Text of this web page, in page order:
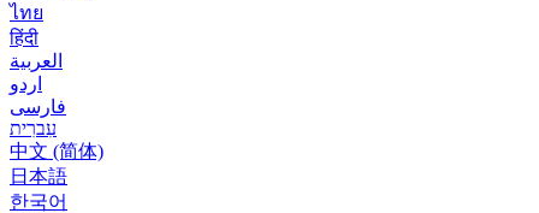
ไทย
हिंदी
العربية
اردو
فارسی
עִברִית
中文 (简体)
日本語
한국어